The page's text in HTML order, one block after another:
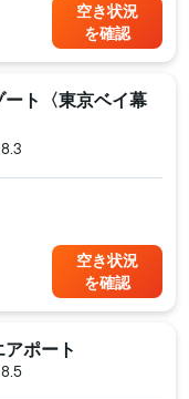
空き状況
を確認
ト〈東京ベイ幕
8.3
空き状況
を確認
ポート
8.5